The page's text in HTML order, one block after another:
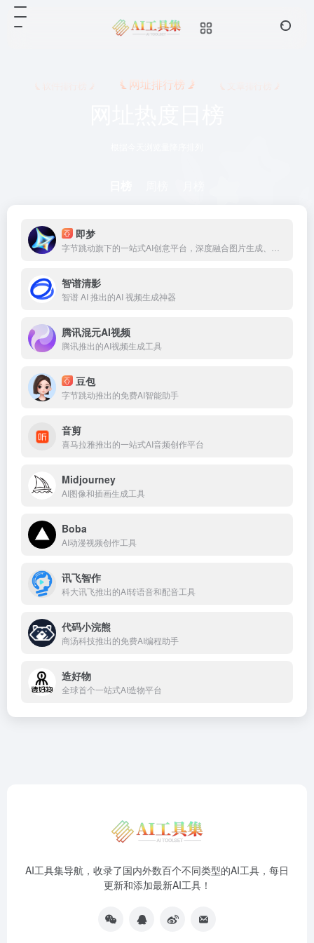
网址排行榜
即梦
智谱清影
智谱 AI 推出的AI 视频生成神器
腾讯混元AI视频
腾讯推出的AI视频生成工具
豆包
字节跳动推出的免费AI智能助手
音剪
喜马拉雅推出的一站式AI音频创作平台
Midjourney
AI图像和插画生成工具
Boba
AI动漫视频创作工具
讯飞智作
科大讯飞推出的AI转语音和配音工具
代码小浣熊
商汤科技推出的免费AI编程助手
造好物
全球首个一站式AI造物平台
AI工具集导航，收录了国内外数百个不同类型的AI工具，每日
更新和添加最新AI工具！